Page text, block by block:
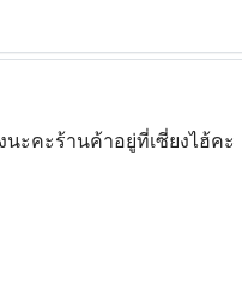
ะคะร้านค้าอยู่ที่เซี่ยงไฮ้คะ